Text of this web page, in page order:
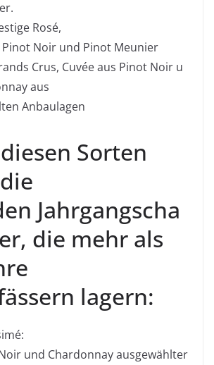
.
Rosé,
Pinot Noir und Pinot Meunier
Crus, Cuvéeaus Pinot Noir u
aus
Anbaulagen
Sorten
Jahrgangscha
, die mehr als
lagern:
:
und Chardonnayausgewählter